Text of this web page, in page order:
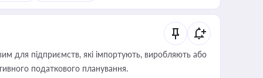
для підприємств, які імпортують, виробляють або
податкового планування.